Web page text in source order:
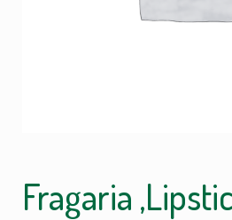
Fragaria